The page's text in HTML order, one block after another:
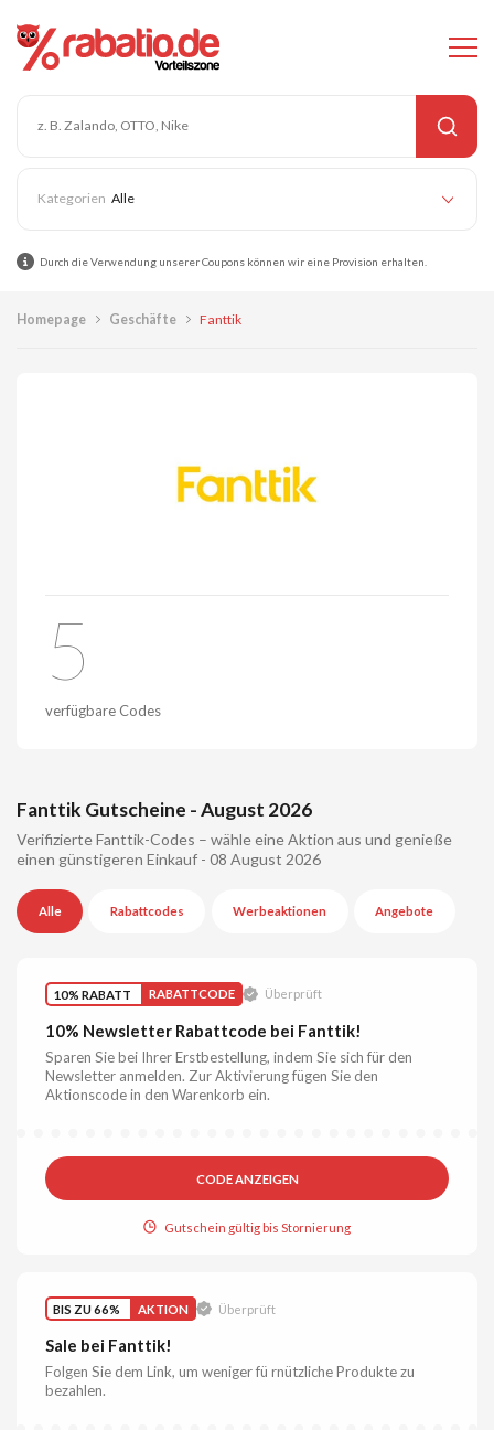
Alle
Durch die Verwendung unserer Coupons können wir eine Provision erhalten.
Homepage Geschäfte Fanttik
5
verfügbare Codes
Fanttik Gutscheine - August 2026
Verifizierte Fanttik-Codes – wähle eine Aktion aus und genieße
einen günstigeren Einkauf - 08 August 2026
Alle Rabattcodes Werbeaktionen Angebote
10% RABATT RABATTCODE Überprüft
10% Newsletter Rabattcode bei Fanttik!
Sparen Sie bei Ihrer Erstbestellung, indem Sie sich für den
Newsletter anmelden. Zur Aktivierung fügen Sie den
Aktionscode in den Warenkorb ein.
CODE ANZEIGEN
Gutschein gültig bis Stornierung
BIS ZU 66% AKTION Überprüft
Sale bei Fanttik!
Folgen Sie dem Link, um weniger fü rnützliche Produkte zu
bezahlen.